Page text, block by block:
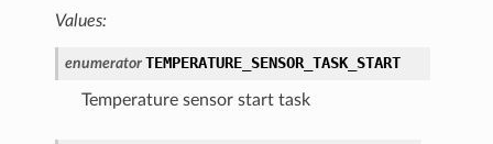
Values:
enumerator TEMPERATURE_SENSOR_TASK_START
Temperature sensor start task